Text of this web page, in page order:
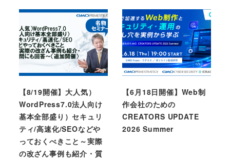
【8/19開催】大人気）
WordPress7.0法人向け
基本全部盛り）セキュリ
ティ/高速化/SEOなどや
っておくべきこと～実際
の改ざん事例も紹介・質
【6月18日開催】Web制
作会社のための
CREATORS UPDATE
2026 Summer